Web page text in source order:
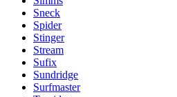
Sneck
Spider
Stinger
Stream
Sufix
Sundridge
Surfmaster